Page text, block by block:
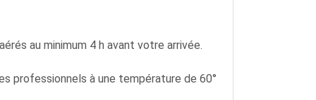
au minimum 4 h avant votre arrivée.
professionnels à une température de 60°